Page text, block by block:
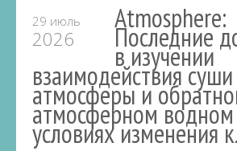
29 июль
2026
Atmosphere:
Последние
в изучении
взаимодействия
атмосферы и
атмосферном
условиях изменения